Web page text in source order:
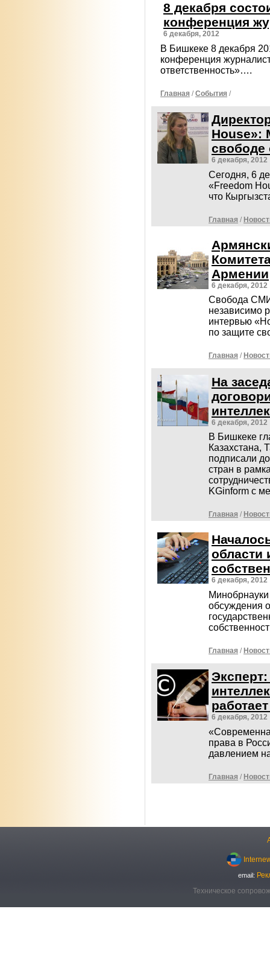
8 декабря
конференция
6 декабря, 2012
В Бишкеке 8 декабря
конференция
ответственность»….
Главная /События /
House»:
свободе
6 декабря, 2012
Сегодня, 6
«Freedom
что
Главная /
Армении
6 декабря, 2012
Свобода СМИ
независимо
интервью
по защите
Главная /
На
6 декабря, 2012
В Бишкеке
Казахстана,
подписали
стран в
KGinform с
Главная /
области
6 декабря, 2012
обсуждения
Главная /
6 декабря, 2012
права в
давлением
Главная /
email:
Техническое